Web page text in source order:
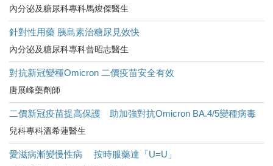
內分泌及糖尿科專科馬焌傑醫生
針對性用藥 胰島素治糖尿見效快
內分泌及糖尿科專科曾昭志醫生
對抗新冠變種Omicron 二價疫苗安全有效
唐展峰藥劑師
二價新冠疫苗提高保護 助加強對抗Omicron BA.4/5變種病毒
兒科專科溫希蓮醫生
愛滋病漸變慢性病 按時服藥達「U=U」